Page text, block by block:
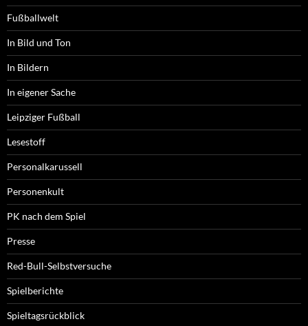
Fußballwelt
In Bild und Ton
In Bildern
In eigener Sache
Leipziger Fußball
Lesestoff
Personalkarussell
Personenkult
PK nach dem Spiel
Presse
Red-Bull-Selbstversuche
Spielberichte
Spieltagsrückblick